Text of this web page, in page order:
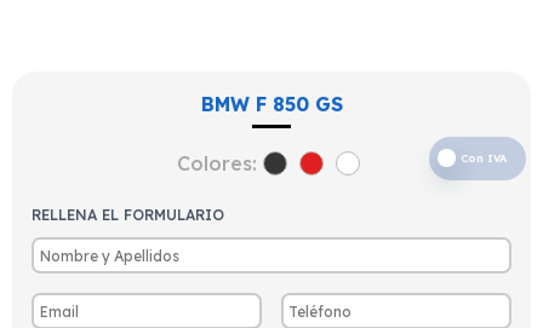
BMW F 850 GS
Con IVA
Colores:
RELLENA EL FORMULARIO